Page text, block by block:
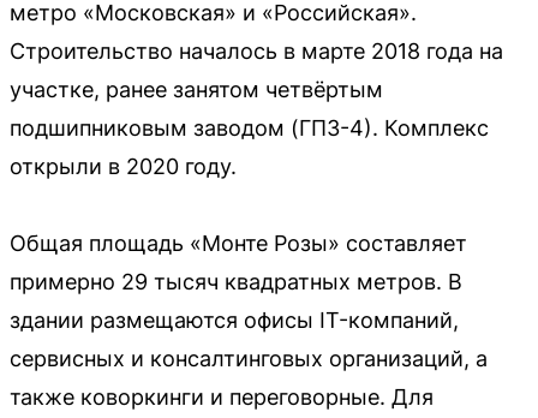
метро «Московская» и «Российская».
Строительство началось в марте 2018 года на
участке, ранее занятом четвёртым
подшипниковым заводом (ГПЗ-4). Комплекс
открыли в 2020 году.
Общая площадь «Монте Розы» составляет
примерно 29 тысяч квадратных метров. В
здании размещаются офисы IT-компаний,
сервисных и консалтинговых организаций, а
также коворкинги и переговорные. Для